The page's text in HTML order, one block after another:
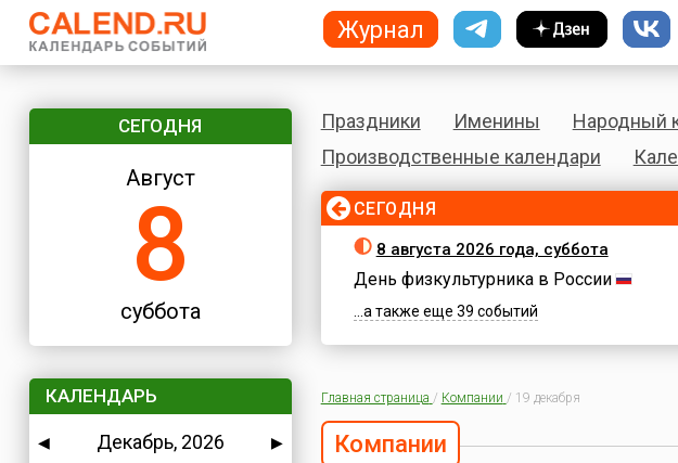
СЕГОДНЯ
Август
8
суббота
КАЛЕНДАРЬ
◀ Декабрь, 2026
▶
Праздники Именины Народный
Производственные календари
СЕГОДНЯ
8 августа 2026 года, суббота
День физкультурника в России
...а также еще 39 событий
Главная страница / Компании / 19 декабря
Компании
Журнал